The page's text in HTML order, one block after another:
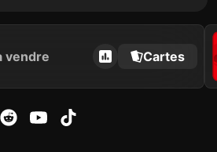
vendre Cartes